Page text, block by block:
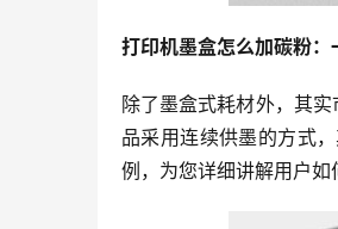
打印机墨盒怎么加碳粉：
除了墨盒式耗材外，其
品采用连续供墨的方式
例，为您详细讲解用户如